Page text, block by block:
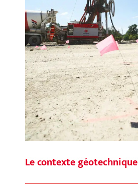
Le contexte géotechnique